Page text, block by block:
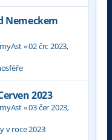
Nemeckem
«02 črc 2023,
2023
«03 čer 2023,
v roce 2023